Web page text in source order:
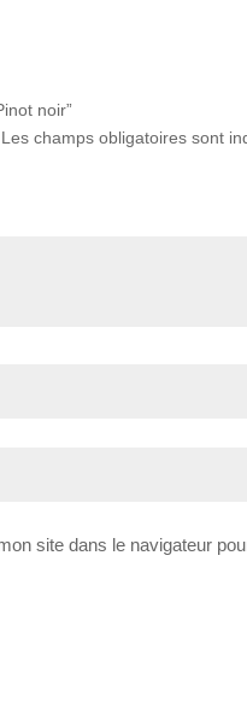
noir”
Les champs obligatoires sont
site dans le navigateur